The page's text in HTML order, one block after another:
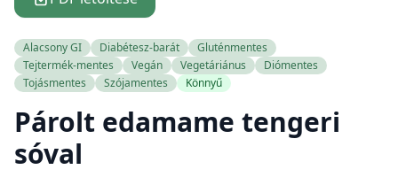
Alacsony GI Diabétesz-barát
Gluténmentes
Tejtermék-mentes
Vegán Vegetáriánus
Diómentes
Tojásmentes
Szójamentes Könnyű
Párolt edamame tengeri
sóval